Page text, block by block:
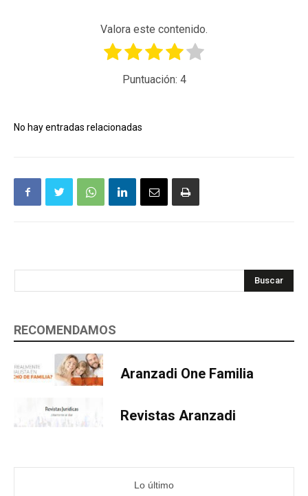
Valora este contenido.
Puntuación: 4
No hay entradas relacionadas
Buscar
RECOMENDAMOS
Aranzadi One Familia
Revistas Aranzadi
Lo último